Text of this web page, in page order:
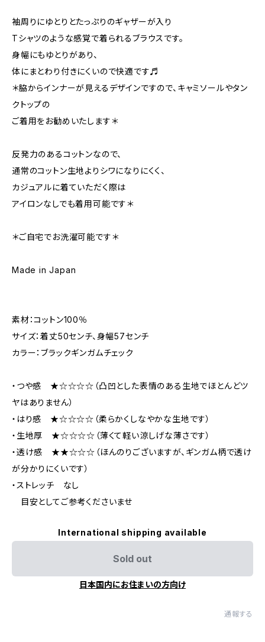
袖周りにゆとりとたっぷりのギャザーが入り
Tシャツのような感覚で着られるブラウスです。
身幅にもゆとりがあり、
体にまとわり付きにくいので快適です♬
＊脇からインナーが見えるデザインですので、キャミソールやタン
クトップの
ご着用をお勧めいたします＊
反発力のあるコットンなので、
通常のコットン生地よりシワになりにくく、
カジュアルに着ていただく際は
アイロンなしでも着用可能です＊
＊ご自宅でお洗濯可能です＊
Made in Japan
素材：コットン100％
サイズ：着丈50センチ、身幅57センチ
カラー：ブラックギンガムチェック
・つや感 ★☆☆☆☆（凸凹とした表情のある生地でほとんどツ
ヤはありません）
・はり感 ★☆☆☆☆（柔らかくしなやかな生地です）
・生地厚 ★☆☆☆☆（薄くて軽い涼しげな薄さです）
・透け感 ★★☆☆☆（ほんのりございますが、ギンガム柄で透け
が分かりにくいです）
・ストレッチ なし
目安としてご参考くださいませ
International shipping available
Sold out
日本国内にお住まいの方向け
通報する